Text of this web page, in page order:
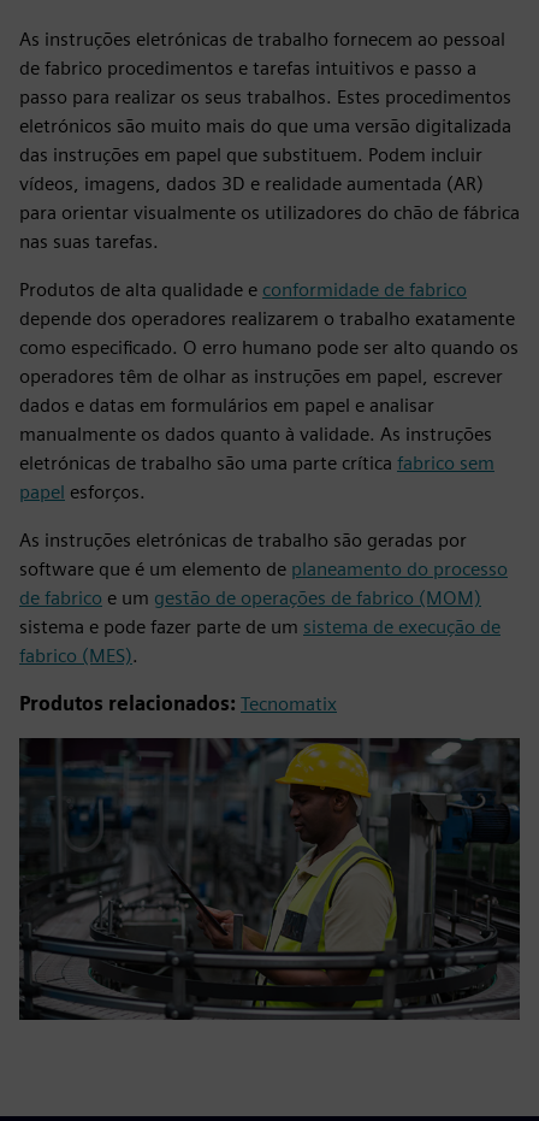
As instruções eletrónicas de trabalho fornecem ao pessoal
de fabrico procedimentos e tarefas intuitivos e passo a
passo para realizar os seus trabalhos. Estes procedimentos
eletrónicos são muito mais do que uma versão digitalizada
das instruções em papel que substituem. Podem incluir
vídeos, imagens, dados 3D e realidade aumentada (AR)
para orientar visualmente os utilizadores do chão de fábrica
nas suas tarefas.
Produtos de alta qualidade e conformidade de fabrico
depende dos operadores realizarem o trabalho exatamente
como especificado. O erro humano pode ser alto quando os
operadores têm de olhar as instruções em papel, escrever
dados e datas em formulários em papel e analisar
manualmente os dados quanto à validade. As instruções
eletrónicas de trabalho são uma parte crítica fabrico sem
papel esforços.
As instruções eletrónicas de trabalho são geradas por
software que é um elemento de planeamento do processo
de fabrico e um gestão de operações de fabrico (MOM)
sistema e pode fazer parte de um sistema de execução de
fabrico (MES).
Produtos relacionados: Tecnomatix